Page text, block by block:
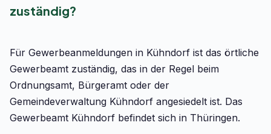
zuständig?
Für Gewerbeanmeldungen in Kühndorf ist das örtliche
Gewerbeamt zuständig, das in der Regel beim
Ordnungsamt, Bürgeramt oder der
Gemeindeverwaltung Kühndorf angesiedelt ist. Das
Gewerbeamt Kühndorf befindet sich in Thüringen.